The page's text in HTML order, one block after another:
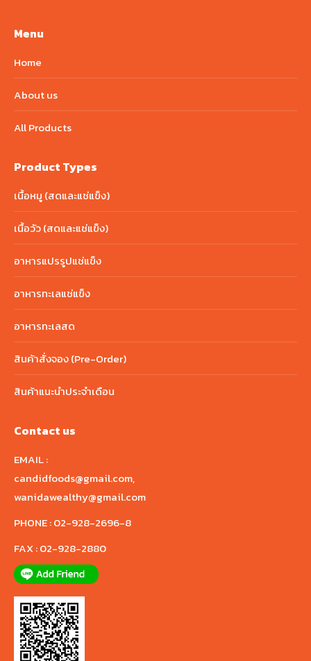
Menu
Home
About us
All Products
Product Types
เนื้อหมู (สดและแช่แข็ง)
เนื้อวัว (สดและแช่แข็ง)
อาหารแปรรูปแช่แข็ง
อาหารทะเลแช่แข็ง
อาหารทะเลสด
สินค้าสั่งจอง (Pre-Order)
สินค้าแนะนำประจำเดือน
Contact us
EMAIL :
candidfoods@gmail.com,
wanidawealthy@gmail.com
PHONE :02-928-2696-8
FAX :02-928-2880